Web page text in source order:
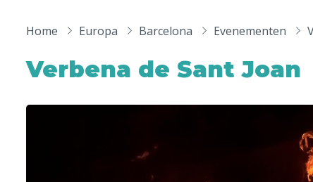
Europa
Andere wereldsteden
Florence
Dublin
Home Europa Barcelona Evenementen
Verbena de Sant Joan